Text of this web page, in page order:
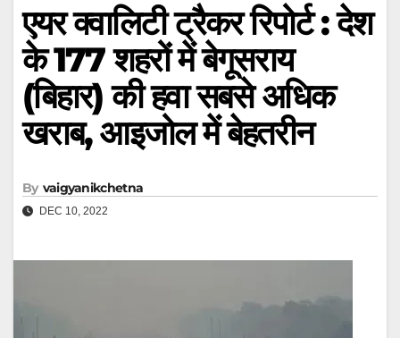
एयर क्वालिटी ट्रैकर रिपोर्ट : देश
के 177 शहरों में बेगूसराय
(बिहार) की हवा सबसे अधिक
खराब, आइजोल में बेहतरीन
By vaigyanikchetna
DEC 10, 2022